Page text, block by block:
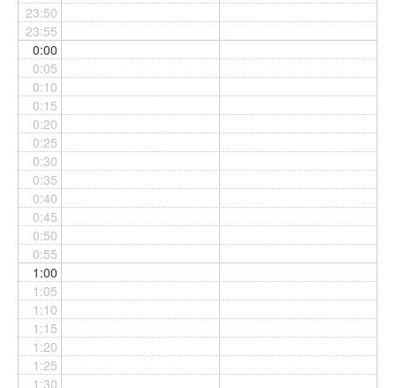
23:50
23:55
0:00
0:05
0:10
0:15
0:20
0:25
0:30
0:35
0:40
0:45
0:50
0:55
1:00
1:05
1:10
1:15
1:20
1:25
1:30